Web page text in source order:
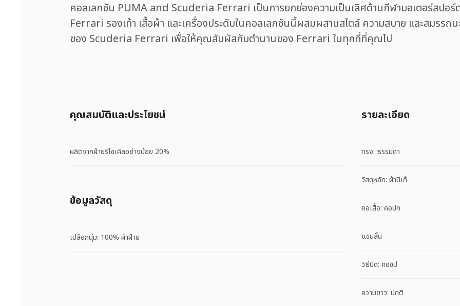
คอลเลกชัน PUMA and Scuderia Ferrari เป็นการยกย่องความเป็นเลิศด้านกีฬามอเตอร์สปอ
Ferrari รองเท้า เสื้อผ้า และเครื่องประดับในคอลเลกชันนี้ผสมผสานสไตล์ ความสบาย และสมรรถ
ของ Scuderia Ferrari เพื่อให้คุณสัมผัสกับตำนานของ Ferrari ในทุกที่ที่คุณไป
คุณสมบัติและประโยชน์
ผลิตจากฝ้ายรีไซเคิลอย่างน้อย 20%
รายละเอียด
ทรง: ธรรมดา
วัสดุหลัก: ผ้าปิเก้
คอเสื้อ: คอปก
แขนสั้น
วิธีปิด: คอซิป
ความยาว: ปกติ
ข้อมูลวัสดุ
เปลือกนุ่ม: 100% ผ้าฝ้าย